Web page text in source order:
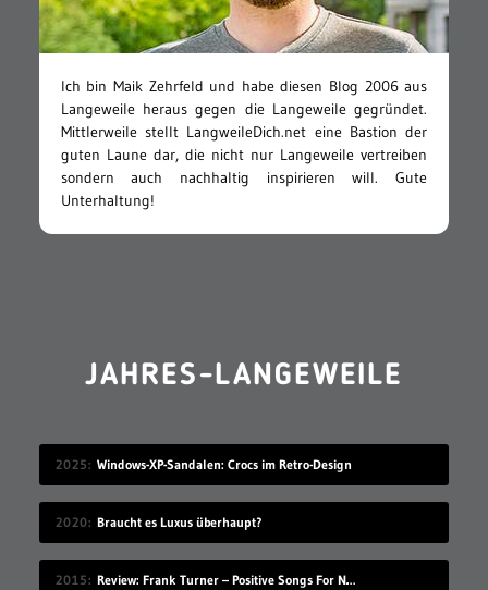
Ich bin Maik Zehrfeld und habe diesen Blog 2006 aus
Langeweile heraus gegen die Langeweile gegründet.
Mittlerweile stellt LangweileDich.net eine Bastion der
guten Laune dar, die nicht nur Langeweile vertreiben
sondern auch nachhaltig inspirieren will. Gute
Unterhaltung!
JAHRES-LANGEWEILE
2025 Windows-XP-Sandalen: Crocs im Retro-Design
2020 Braucht es Luxus überhaupt?
2015 Review: Frank Turner – Positive Songs For Negative People